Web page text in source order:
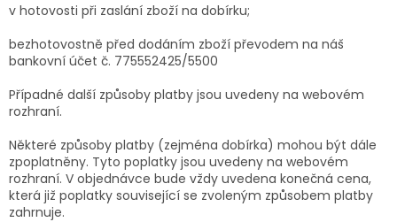
v hotovosti při zaslání zboží na dobírku;
bezhotovostně před dodáním zboží převodem na náš
bankovní účet č. 775552425/5500
Případné další způsoby platby jsou uvedeny na webovém
rozhraní.
Některé způsoby platby (zejména dobírka) mohou být dále
zpoplatněny. Tyto poplatky jsou uvedeny na webovém
rozhraní. V objednávce bude vždy uvedena konečná cena,
která již poplatky související se zvoleným způsobem platby
zahrnuje.